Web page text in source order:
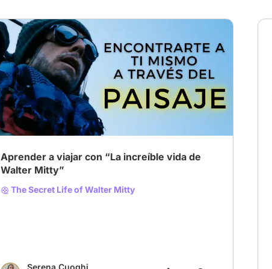
Aprender a viajar con “La increíble vida de
Walter Mitty”
The Secret Life of Walter Mitty
Serena Cuoghi